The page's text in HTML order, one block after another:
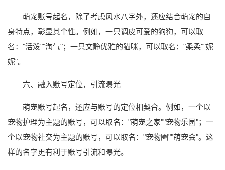
萌宠账号起名，除了考虑风水八字外，还应结合萌宠的自
身特点，彰显其个性。例如，一只调皮可爱的狗狗，可以取
名："活泼""淘气"；一只文静优雅的猫咪，可以取名："柔柔""妮
妮"。
六、融入账号定位，引流曝光
萌宠账号起名，还应与账号的定位相契合。例如，一个以
宠物护理为主题的账号，可以取名："萌宠之家""宠物乐园"；一
个以宠物社交为主题的账号，可以取名："宠物圈""萌宠会"。这
样的名字更有利于账号引流和曝光。